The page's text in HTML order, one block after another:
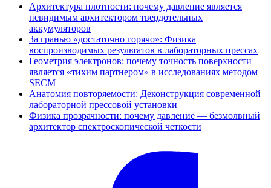
Архитектура плотности: почему давление является
невидимым архитектором твердотельных
аккумуляторов
За гранью «достаточно горячо»: Физика
воспроизводимых результатов в лабораторных прессах
Геометрия электронов: почему точность поверхности
является «тихим партнером» в исследованиях методом
SECM
Анатомия повторяемости: Деконструкция современной
лабораторной прессовой установки
Физика прозрачности: почему давление — безмолвный
архитектор спектроскопической четкости